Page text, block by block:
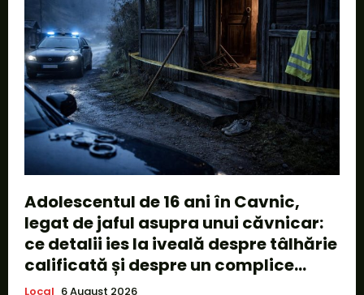
Adolescentul de 16 ani în Cavnic,
legat de jaful asupra unui căvnicar:
ce detalii ies la iveală despre tâlhărie
calificată și despre un complice...
Local 6 August 2026